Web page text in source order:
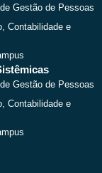
Gestão de Pessoas
Contabilidade e
Gestão de Pessoas
Contabilidade e